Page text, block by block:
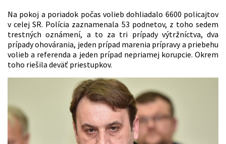
Na pokoj a poriadok počas volieb dohliadalo 6600 policajtov
v celej SR. Polícia zaznamenala 53 podnetov, z toho sedem
trestných oznámení, a to za tri prípady výtržníctva, dva
prípady ohovárania, jeden prípad marenia prípravy a priebehu
volieb a referenda a jeden prípad nepriamej korupcie. Okrem
toho riešila deväť priestupkov.